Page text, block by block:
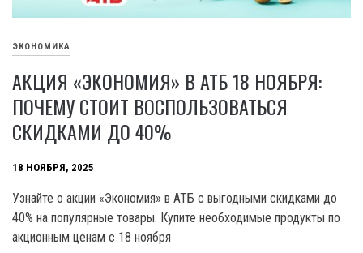
ЭКОНОМИКА
АКЦИЯ «ЭКОНОМИЯ» В АТБ 18 НОЯБРЯ:
ПОЧЕМУ СТОИТ ВОСПОЛЬЗОВАТЬСЯ
СКИДКАМИ ДО 40%
18 НОЯБРЯ, 2025
Узнайте о акции «Экономия» в АТБ с выгодными скидками до
40% на популярные товары. Купите необходимые продукты по
акционным ценам с 18 ноября